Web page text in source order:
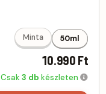
Minta 50ml
10.990 Ft
Csak3 db készleten